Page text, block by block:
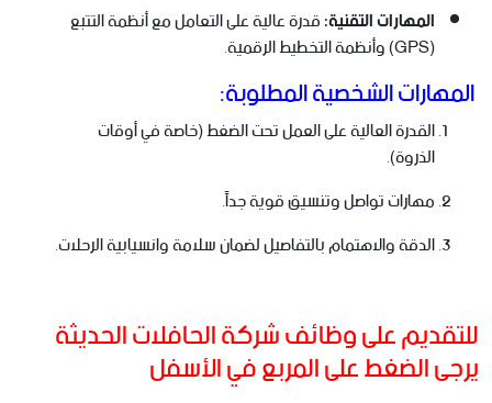
المهارات التقنية:قدرة عالية على التعامل مع أنظمة التتبع
(GPS) وأنظمة التخطيط الرقمية.
المهارات الشخصية المطلوبة:
القدرة العالية على العمل تحت الضغط (خاصة في أوقات
الذروة).
مهارات تواصل وتنسيق قوية جداً.
الدقة والاهتمام بالتفاصيل لضمان سلامة وانسيابية الرحلات.
للتقديم على وظائف شركة الحافلات الحديثة
يرجى الضغط على المربع في الأسفل